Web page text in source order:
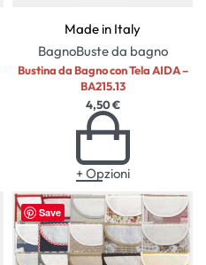
Made in Italy
BagnoBuste da bagno
Bustina da Bagno con Tela AIDA –
BA215.13
4,50€
+ Opzioni
Save